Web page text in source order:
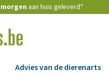
morgen aan huis geleverd*
Advies van de dierenarts